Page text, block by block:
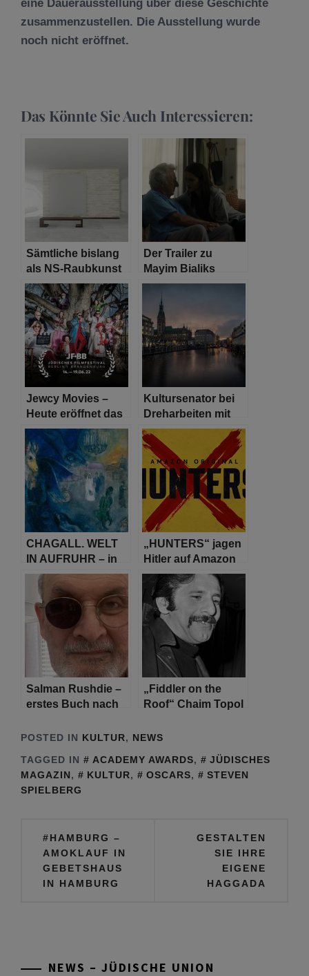
eine Dauerausstellung über diese Geschichte
zusammenzustellen. Die Ausstellung wurde
noch nicht eröffnet.
Das Könnte Sie Auch Interessieren:
Sämtliche bislang
als NS-Raubkunst
identifizierten
Werke aus dem
Kunstfund Gurlitt
restituiert
Der Trailer zu
Mayim Bialiks
Debütfilm ‚As They
Made Us‘ ist da
Jewcy Movies –
Heute eröffnet das
28. Jüdische
Filmfestival Berlin
und Brandenburg
Kultursenator bei
Dreharbeiten mit
Fahri Yardim
CHAGALL. WELT
IN AUFRUHR – in
der Schirn
Kunsthalle
Frankfurt
„HUNTERS“ jagen
Hitler auf Amazon
Prime
Salman Rushdie –
erstes Buch nach
Verlust seines
einem Auge
„Fiddler on the
Roof“ Chaim Topol
87 Jahren
POSTED IN KULTUR, NEWS
TAGGED IN
ACADEMY AWARDS,
JÜDISCHES
MAGAZIN, KULTUR, OSCARS,
STEVEN
SPIELBERG
Beitragsnavigation
#HAMBURG –
AMOKLAUF IN
GEBETSHAUS
IN HAMBURG
GESTALTEN
SIE IHRE
EIGENE
HAGGADA
NEWS – JÜDISCHE UNION